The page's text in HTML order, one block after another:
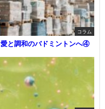
コラム
愛と調和のバドミントンへ④